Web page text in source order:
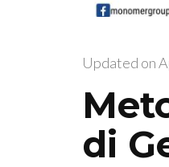
Updated on
di